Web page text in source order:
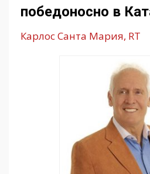
победоносно в
Карлос Санта Мария, RT